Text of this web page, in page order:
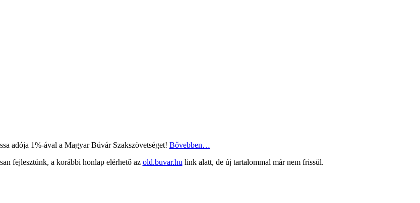
adója 1%-ával a Magyar Búvár Szakszövetséget! Bővebben…
fejlesztünk, a korábbi honlap elérhető az old.buvar.hu link alatt, de új tartalommal már nem frissül.